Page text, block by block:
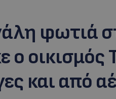
φωτιά
ο οικισμός
και από